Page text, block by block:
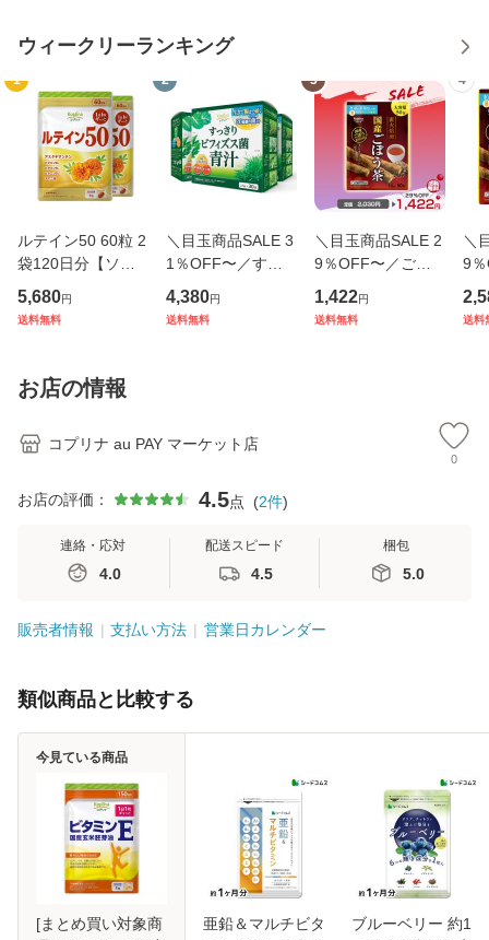
ウィークリーランキング
1
ルテイン50 60粒 2
袋120日分【ソフ
トカプセル/1日1
粒/高濃度/マリーゴ
サンチン/ビタミン/
アマニ油/健
5,680円
送料無料
2
＼目玉商品SALE 3
1％OFF〜／すっ
きりビフィズス菌
青汁 2.5g×30包 3
4,380円
送料無料
3
＼目玉商品SALE 2
9％OFF〜／ごぼ
う茶 ゴボウ茶 牛蒡
茶 国産 国産ごぼう
1,422円
送料無料
4
＼
9
う
茶
送料
お店の情報
コプリナ au PAY マーケット店
0
お店の評価： 4.5点 (2件)
連絡・応対
4.0
配送スピード
4.5
梱包
5.0
販売者情報 支払い方法 営業日カレンダー
類似商品と比較する
[まとめ買い対象商
今見ている商品
亜鉛＆マルチビタ
ブルーベリー 約1